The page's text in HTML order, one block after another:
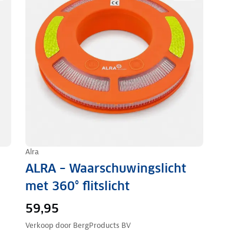
Alra
ALRA – Waarschuwingslicht
met 360° flitslicht
59,95
Verkoop door BergProducts BV